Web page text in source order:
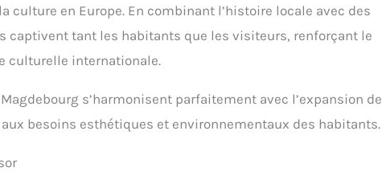
culture en Europe. En combinant l’histoire locale avec des
captivent tant les habitants que les visiteurs, renforçant le
culturelle internationale.
s’harmonisent parfaitement avec l’expansion de
besoins esthétiques et environnementaux des habitants.